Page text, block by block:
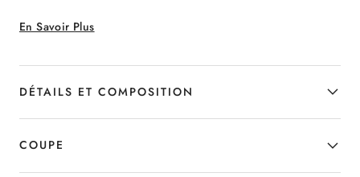
En Savoir Plus
style smart-casual d'une élégance
décontractée. Il est idéal pour l'homme
qui souhaite combiner confort
quotidien et sophistication sans effort.
DÉTAILS ET COMPOSITION
COUPE